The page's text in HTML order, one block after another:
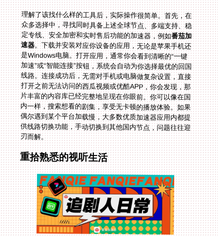
理解了该找什么样的工具后，实际操作很简单。首先，在
众多选择中，寻找同时具备上述全球节点、多端支持、稳
定专线、安全加密和实时售后功能的加速器，例如番茄加
速器。下载并安装对应你设备的应用，无论是苹果手机还
是Windows电脑。打开应用，通常你会看到清晰的“一键
加速”或“智能连接”按钮，系统会自动为你选择最优的回国
线路。连接成功后，无需对手机或电脑做复杂设置，直接
打开之前无法访问的西瓜视频或优酷APP，你会发现，那
片丰富的内容库已经完整地呈现在你眼前。你可以像在国
内一样，搜索想看的剧集，享受无卡顿的播放体验。如果
偶尔遇到某个平台加载慢，大多数优质加速器应用内都提
供线路切换功能，手动切换到其他国内节点，问题往往迎
刃而解。
重拾熟悉的视听生活